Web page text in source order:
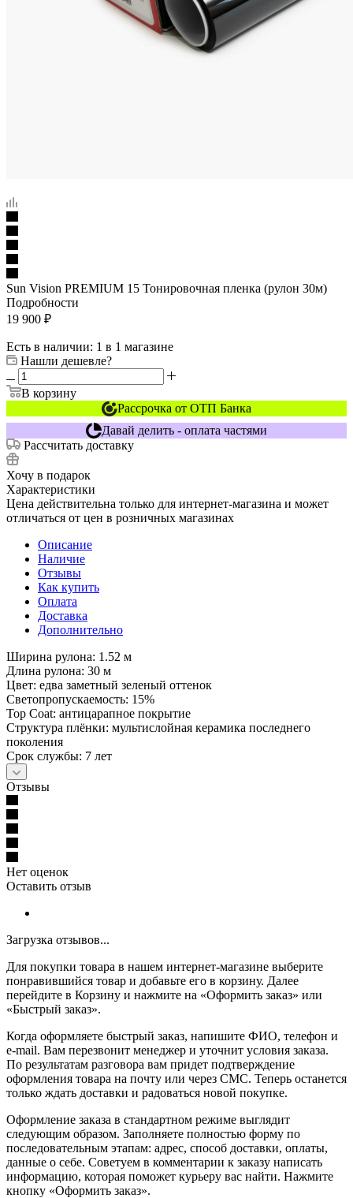
Sun Vision PREMIUM 15 Тонировочная пленка (рулон 30м)
Подробности
19 900 ₽
Есть в наличии: 1 в 1 магазине
Нашли дешевле?
В корзину
Рассрочка от ОТП Банка
Давай делить - оплата частями
Рассчитать доставку
Хочу в подарок
Характеристики
Цена действительна только для интернет-магазина и может
отличаться от цен в розничных магазинах
Описание
Наличие
Отзывы
Как купить
Оплата
Доставка
Дополнительно
Ширина рулона: 1.52 м
Длина рулона: 30 м
Цвет: едва заметный зеленый оттенок
Светопропускаемость: 15%
Top Coat: антицарапное покрытие
Структура плёнки: мультислойная керамика последнего
поколения
Срок службы: 7 лет
Отзывы
Нет оценок
Оставить отзыв
Загрузка отзывов...
Для покупки товара в нашем интернет-магазине выберите
понравившийся товар и добавьте его в корзину. Далее
перейдите в Корзину и нажмите на «Оформить заказ» или
«Быстрый заказ».
Когда оформляете быстрый заказ, напишите ФИО, телефон и
e-mail. Вам перезвонит менеджер и уточнит условия заказа.
По результатам разговора вам придет подтверждение
оформления товара на почту или через СМС. Теперь останется
только ждать доставки и радоваться новой покупке.
Оформление заказа в стандартном режиме выглядит
следующим образом. Заполняете полностью форму по
последовательным этапам: адрес, способ доставки, оплаты,
данные о себе. Советуем в комментарии к заказу написать
информацию, которая поможет курьеру вас найти. Нажмите
кнопку «Оформить заказ».